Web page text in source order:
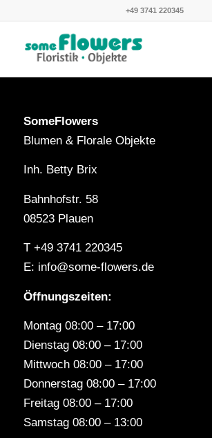
+49 3741 220345
SomeFlowers
Blumen & Florale Objekte
Inh. Betty Brix
Bahnhofstr. 58
08523 Plauen
T +49 3741 220345
E: info@some-flowers.de
Öffnungszeiten:
Montag 08:00 – 17:00
Dienstag 08:00 – 17:00
Mittwoch 08:00 – 17:00
Donnerstag 08:00 – 17:00
Freitag 08:00 – 17:00
Samstag 08:00 – 13:00